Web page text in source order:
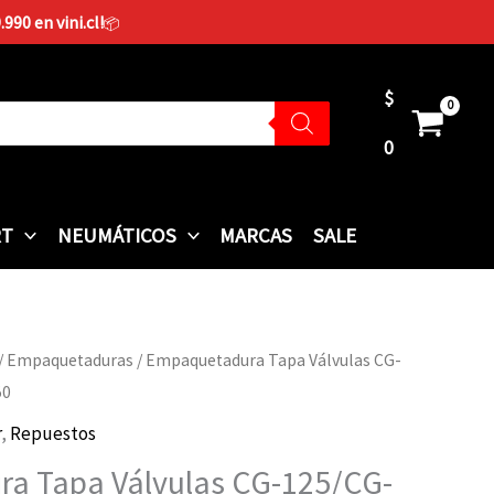
en vini.cl!📦
$
0
NEUMÁTICOS MARCAS SALE
/ Empaquetaduras / Empaquetadura Tapa Válvulas CG-
, Repuestos
Tapa Válvulas CG-125/CG-